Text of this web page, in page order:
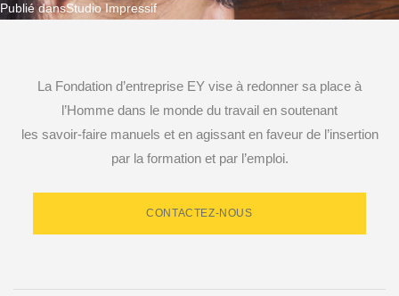
Navigation
l’article
Publié dansStudio Impressif
La Fondation d’entreprise EY vise à redonner sa place à
l’Homme dans le monde du travail en soutenant
les savoir-faire manuels et en agissant en faveur de l’insertion
par la formation et par l’emploi.
CONTACTEZ-NOUS